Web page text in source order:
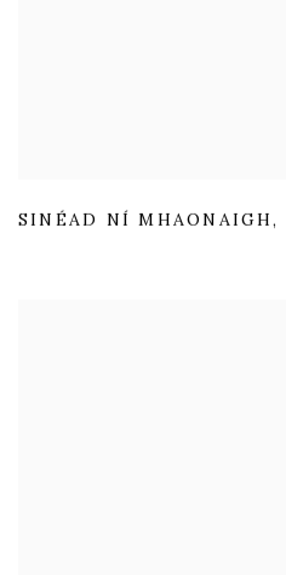
SINÉAD NÍ MHAONAIGH,